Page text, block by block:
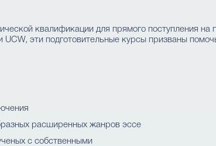
квалификации для прямого поступления на
UCW, эти подготовительные курсы призваны
расширенных жанров эссе
с собственными